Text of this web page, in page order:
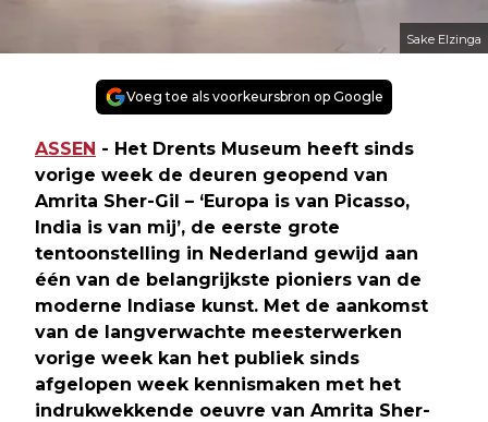
Sake Elzinga
Voeg toe als voorkeursbron op Google
ASSEN - Het Drents Museum heeft sinds
vorige week de deuren geopend van
Amrita Sher-Gil – ‘Europa is van Picasso,
India is van mij’, de eerste grote
tentoonstelling in Nederland gewijd aan
één van de belangrijkste pioniers van de
moderne Indiase kunst. Met de aankomst
van de langverwachte meesterwerken
vorige week kan het publiek sinds
afgelopen week kennismaken met het
indrukwekkende oeuvre van Amrita Sher-